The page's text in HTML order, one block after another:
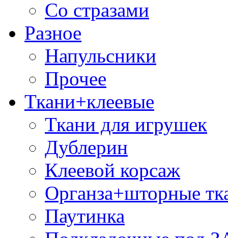
Со стразами
Разное
Напульсники
Прочее
Ткани+клеевые
Ткани для игрушек
Дублерин
Клеевой корсаж
Органза+шторные
Паутинка